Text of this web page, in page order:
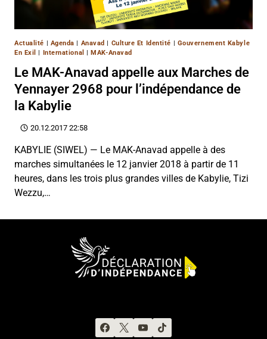
Actualité Agenda Anavad Culture Et Identité
Gouvernement Kabyle
En Exil
International MAK-Anavad
Le MAK-Anavad appelle aux Marches de
Yennayer 2968 pour l’indépendance de
la Kabylie
20.12.2017 22:58
KABYLIE (SIWEL) — Le MAK-Anavad appelle à des
marches simultanées le 12 janvier 2018 à partir de 11
heures, dans les trois plus grandes villes de Kabylie, Tizi
Wezzu,…